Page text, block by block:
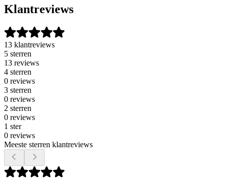
Klantreviews
13 klantreviews
5 sterren
13 reviews
4 sterren
0 reviews
3 sterren
0 reviews
2 sterren
0 reviews
1 ster
0 reviews
Meeste sterren klantreviews